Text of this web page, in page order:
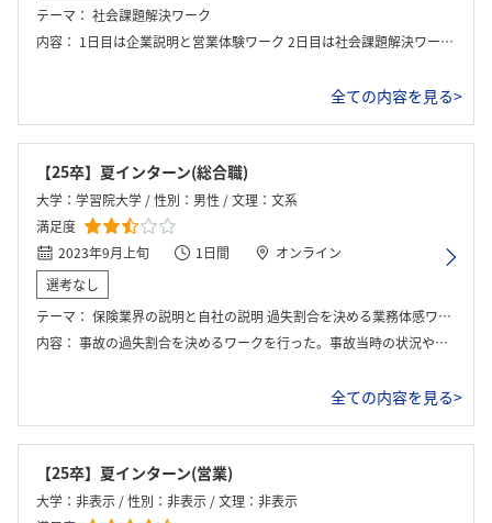
テーマ： 社会課題解決ワーク
内容： 1日目は企業説明と営業体験ワーク 2日目は社会課題解決ワーク 3日目は発表、最後に内定者座談会
全ての内容を見る>
【25卒】夏インターン(総合職)
大学：学習院大学 / 性別：男性 / 文理：文系
満足度
2023年9月上旬
1日間
オンライン
選考なし
テーマ： 保険業界の説明と自社の説明 過失割合を決める業務体感ワーク
内容： 事故の過失割合を決めるワークを行った。事故当時の状況や基本的な過失割合が記載されたシートが配布され、それを参考にグループで議論する。簡単な発表の後解説がある。
全ての内容を見る>
【25卒】夏インターン(営業)
大学：非表示 / 性別：非表示 / 文理：非表示